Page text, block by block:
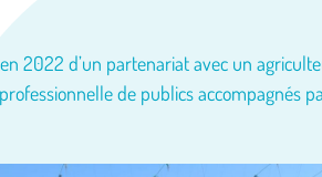
2022 d’un partenariat avec un
de publics accompagnés